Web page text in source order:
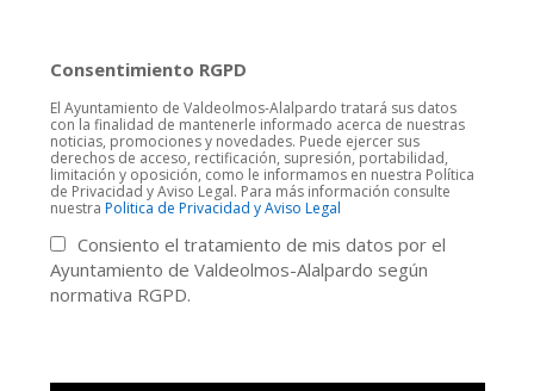
Consentimiento RGPD
El Ayuntamiento de Valdeolmos-Alalpardo tratará sus datos
con la finalidad de mantenerle informado acerca de nuestras
noticias, promociones y novedades. Puede ejercer sus
derechos de acceso, rectificación, supresión, portabilidad,
limitación y oposición, como le informamos en nuestra Política
de Privacidad y Aviso Legal. Para más información consulte
nuestra Politica de Privacidad y Aviso Legal
Consiento el tratamiento de mis datos por el
Ayuntamiento de Valdeolmos-Alalpardo según
normativa RGPD.